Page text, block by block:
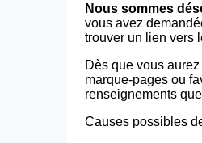
Nous sommes
vous avez
trouver un lien vers
Dès que vous
marque-pages ou
renseignements
Causes possibles